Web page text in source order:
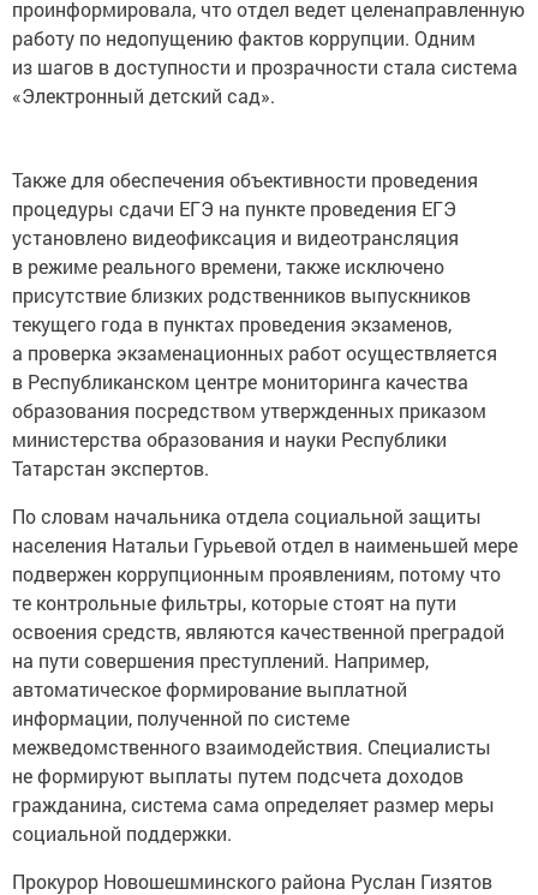
проинформировала, что отдел ведет целенаправленную
работу по недопущению фактов коррупции. Одним
из шагов в доступности и прозрачности стала система
«Электронный детский сад».
Также для обеспечения объективности проведения
процедуры сдачи ЕГЭ на пункте проведения ЕГЭ
установлено видеофиксация и видеотрансляция
в режиме реального времени, также исключено
присутствие близких родственников выпускников
текущего года в пунктах проведения экзаменов,
а проверка экзаменационных работ осуществляется
в Республиканском центре мониторинга качества
образования посредством утвержденных приказом
министерства образования и науки Республики
Татарстан экспертов.
По словам начальника отдела социальной защиты
населения Натальи Гурьевой отдел в наименьшей мере
подвержен коррупционным проявлениям, потому что
те контрольные фильтры, которые стоят на пути
освоения средств, являются качественной преградой
на пути совершения преступлений. Например,
автоматическое формирование выплатной
информации, полученной по системе
межведомственного взаимодействия. Специалисты
не формируют выплаты путем подсчета доходов
гражданина, система сама определяет размер меры
социальной поддержки.
Прокурор Новошешминского района Руслан Гизятов